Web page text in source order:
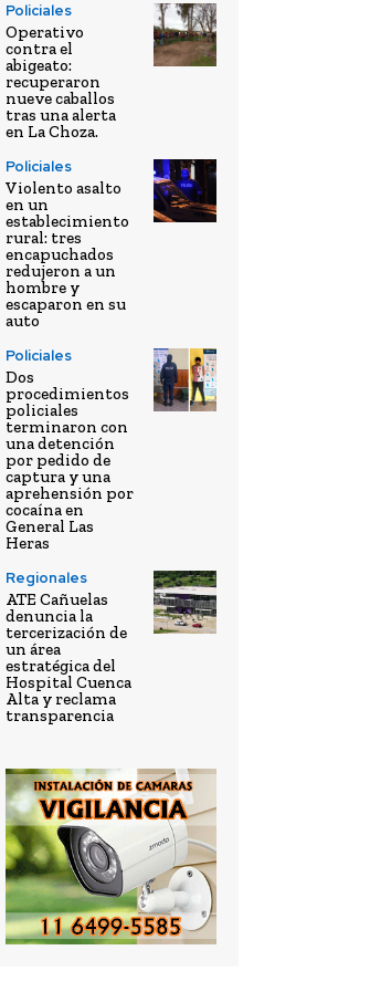
Policiales
Operativo
contra el
abigeato:
recuperaron
nueve caballos
tras una alerta
en La Choza.
Policiales
Violento asalto
en un
establecimiento
rural: tres
encapuchados
redujeron a un
hombre y
escaparon en su
auto
Policiales
Dos
procedimientos
policiales
terminaron con
una detención
por pedido de
captura y una
aprehensión por
cocaína en
General Las
Heras
Regionales
ATE Cañuelas
denuncia la
tercerización de
un área
estratégica del
Hospital Cuenca
Alta y reclama
transparencia